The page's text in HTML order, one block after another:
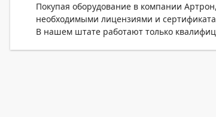
Покупая оборудование в компании
необходимыми лицензиями и
В нашем штате работают только